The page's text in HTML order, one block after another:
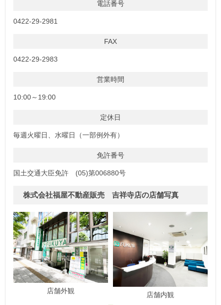
電話番号
0422-29-2981
FAX
0422-29-2983
営業時間
10:00～19:00
定休日
毎週火曜日、水曜日（一部例外有）
免許番号
国土交通大臣免許 (05)第006880号
株式会社福屋不動産販売 吉祥寺店の店舗写真
店舗外観
店舗内観